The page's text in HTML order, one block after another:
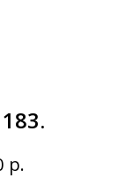
р.